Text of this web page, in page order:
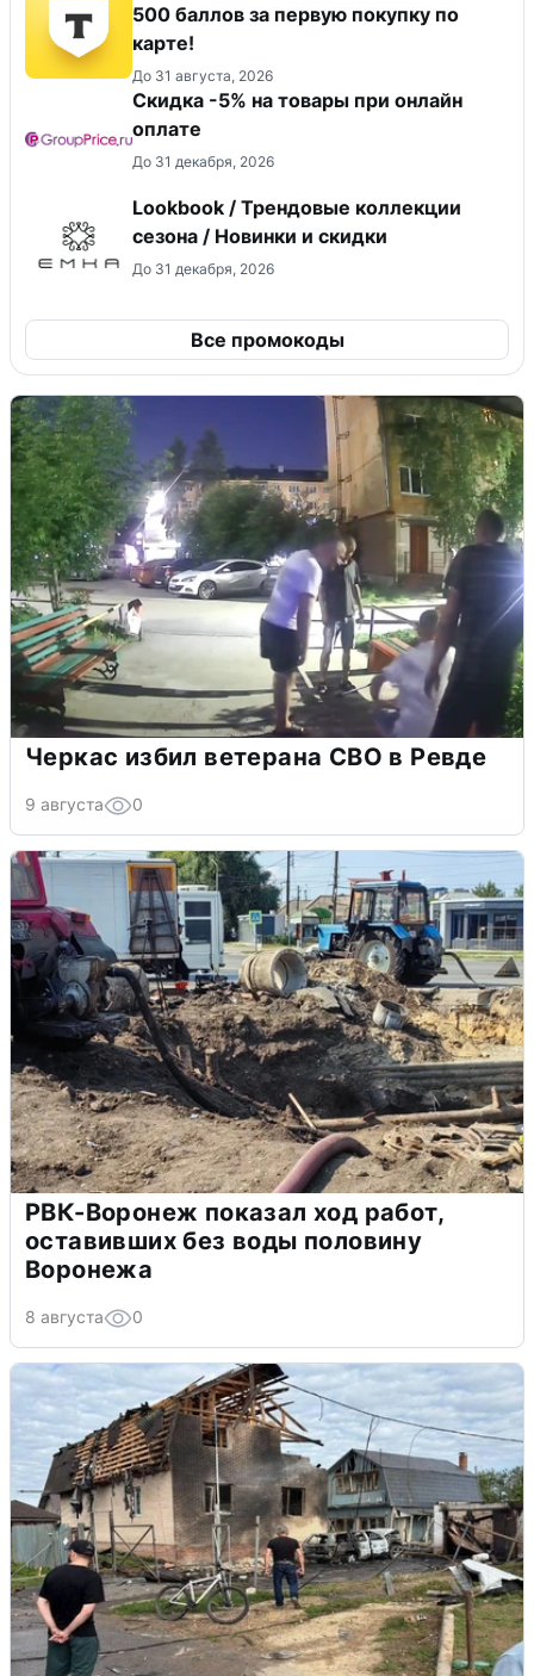
500 баллов за первую покупку по
карте!
До 31 августа, 2026
​Скидка -5% на товары при онлайн
оплате
До 31 декабря, 2026
Lookbook / Трендовые коллекции
сезона / Новинки и скидки
До 31 декабря, 2026
Все промокоды
Черкас избил ветерана СВО в Ревде
9 августа 0
РВК-Воронеж показал ход работ,
оставивших без воды половину
Воронежа
8 августа 0